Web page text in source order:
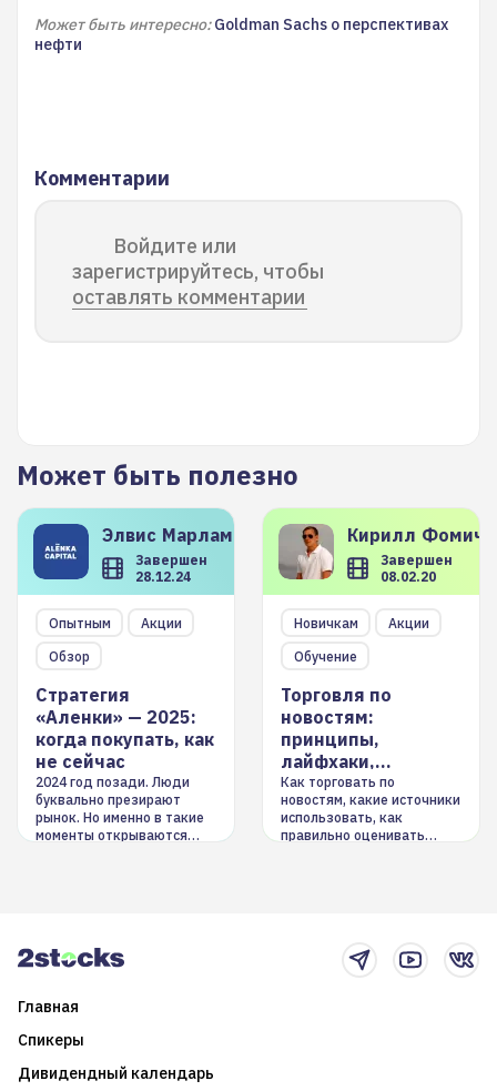
Может быть интересно: Goldman Sachs о перспективах
нефти
Комментарии
Войдите или
зарегистрируйтесь, чтобы
оставлять комментарии
Может быть полезно
Элвис Марламов
Завершен
28.12.24
Опытным
Акции
Обзор
Стратегия
«Аленки» — 2025:
когда покупать, как
не сейчас
2024 год позади. Люди
буквально презирают
рынок. Но именно в такие
моменты открываются
Кирилл
Завершен
08.02.20
Новичкам
Акции
Обучение
Торговля по
новостям:
принципы,
лайфхаки,
инструменты
Как торговать по
новостям, какие источники
использовать, как
правильно оценивать
Главная
Спикеры
Дивидендный календарь